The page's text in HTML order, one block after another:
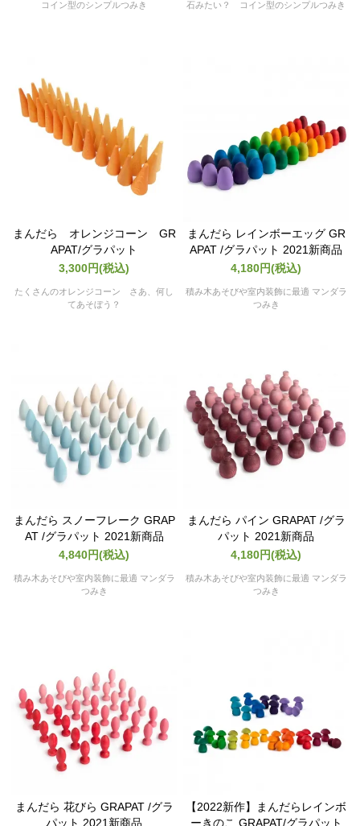
コイン型のシンプルつみき 石みたい？ コイン型のシンプルつみき
まんだら オレンジコーン GR
APAT/グラパット
3,300円(税込)
たくさんのオレンジコーン さあ、何し
てあそぼう？
まんだら レインボーエッグ GR
APAT /グラパット 2021新商品
4,180円(税込)
積み木あそびや室内装飾に最適 マンダラ
つみき
まんだら スノーフレーク GRAP
AT /グラパット 2021新商品
4,840円(税込)
積み木あそびや室内装飾に最適 マンダラ
つみき
まんだら パイン GRAPAT /グラ
パット 2021新商品
4,180円(税込)
積み木あそびや室内装飾に最適 マンダラ
つみき
まんだら 花びら GRAPAT /グラ
パット 2021新商品
【2022新作】まんだらレインボ
ーきのこ GRAPAT/グラパット